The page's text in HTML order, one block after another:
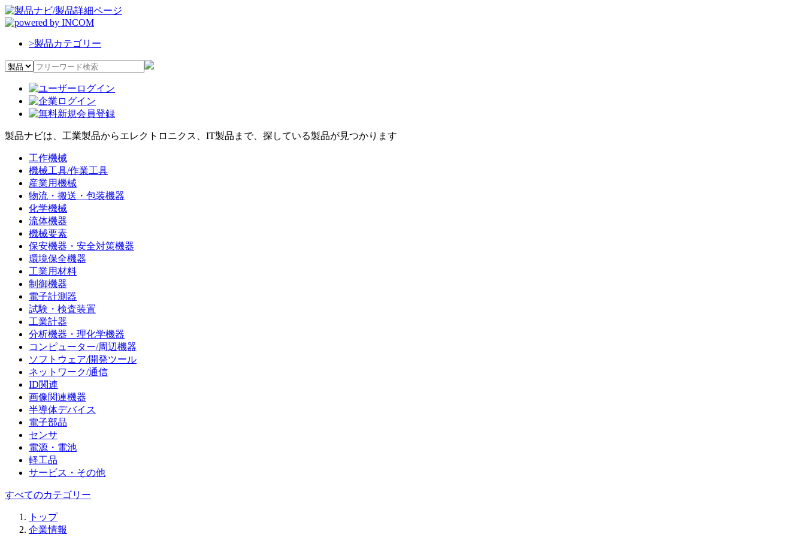
>製品カテゴリー
製品ナビは、工業製品からエレクトロニクス、IT製品まで、探している製品が見つかります
工作機械
機械工具/作業工具
産業用機械
物流・搬送・包装機器
化学機械
流体機器
機械要素
保安機器・安全対策機器
環境保全機器
工業用材料
制御機器
電子計測器
試験・検査装置
工業計器
分析機器・理化学機器
コンピューター/周辺機器
ソフトウェア/開発ツール
ネットワーク/通信
ID関連
画像関連機器
半導体デバイス
電子部品
センサ
電源・電池
軽工品
サービス・その他
すべてのカテゴリー
トップ
企業情報